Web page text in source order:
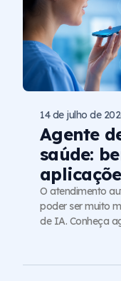
Agente
saúde:
14 de julho de
O atendimento
poder ser muito
de IA. Conheça